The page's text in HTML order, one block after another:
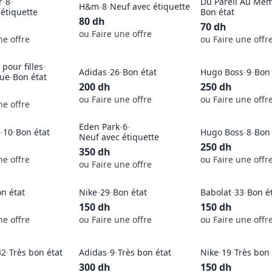
offre
H&m-8-Neuf avec étiquette
80dh
ou Faire une offre
Bon état
70dh
ou Faire une
pour filles-
-Bon état
offre
Adidas-26-Bon état
200dh
ou Faire une offre
Hugo Boss-9-
250dh
ou Faire une
-10-Bon état
offre
Eden Park-6-
Neuf avec étiquette
350dh
ou Faire une offre
Hugo Boss-8-
250dh
ou Faire une
état
offre
Nike-29-Bon état
150dh
ou Faire une offre
Babolat-33-Bon
150dh
ou Faire une
-Très bon état Adidas-9-Très bon état
300dh
Nike-19-Très
150dh